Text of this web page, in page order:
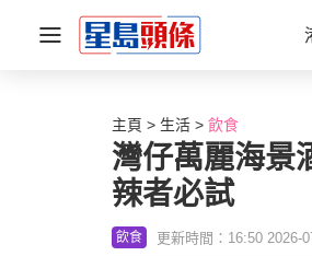
主頁 生活 飲食
灣仔萬麗海景
辣者必試
飲食 更新時間：16:50 2026-